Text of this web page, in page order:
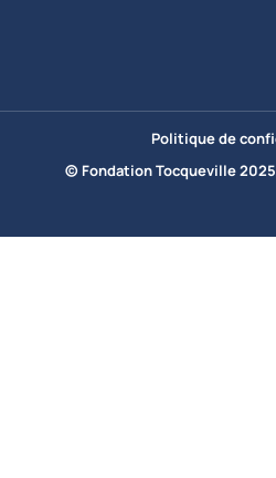
Politique de
© Fondation Tocqueville